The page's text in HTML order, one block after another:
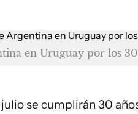
en Uruguay por los
se cumplirán 30